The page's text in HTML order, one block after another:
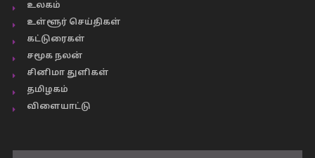
உலகம்
உள்ளூர் செய்திகள்
கட்டுரைகள்
சமூக நலன்
சினிமா துளிகள்
தமிழகம்
விளையாட்டு